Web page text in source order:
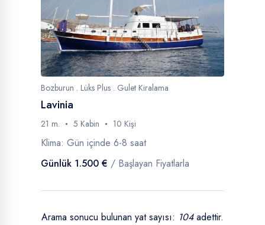
Bozburun . Lüks Plus . Gulet Kiralama
Lavinia
21 m. 5 Kabin 10 Kişi
Klima: Gün içinde 6-8 saat
Günlük 1.500 € / Başlayan Fiyatlarla
Arama sonucu bulunan yat sayısı: 104adettir.